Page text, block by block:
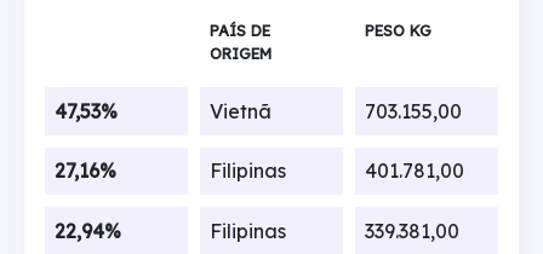
PAÍS DE
ORIGEM
PESO KG
47,53% Vietnã 703.155,00
27,16% Filipinas 401.781,00
22,94% Filipinas 339.381,00